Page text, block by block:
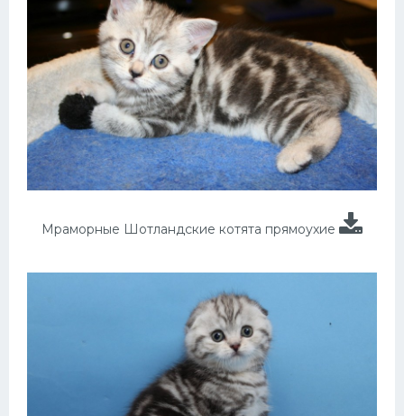
Мраморные Шотландские котята прямоухие